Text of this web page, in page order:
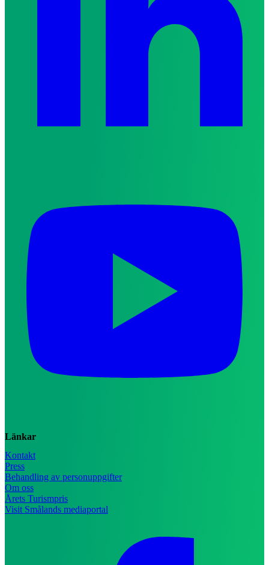
Länkar
Kontakt
Press
Behandling av personuppgifter
Om oss
Årets Turismpris
Visit Smålands mediaportal